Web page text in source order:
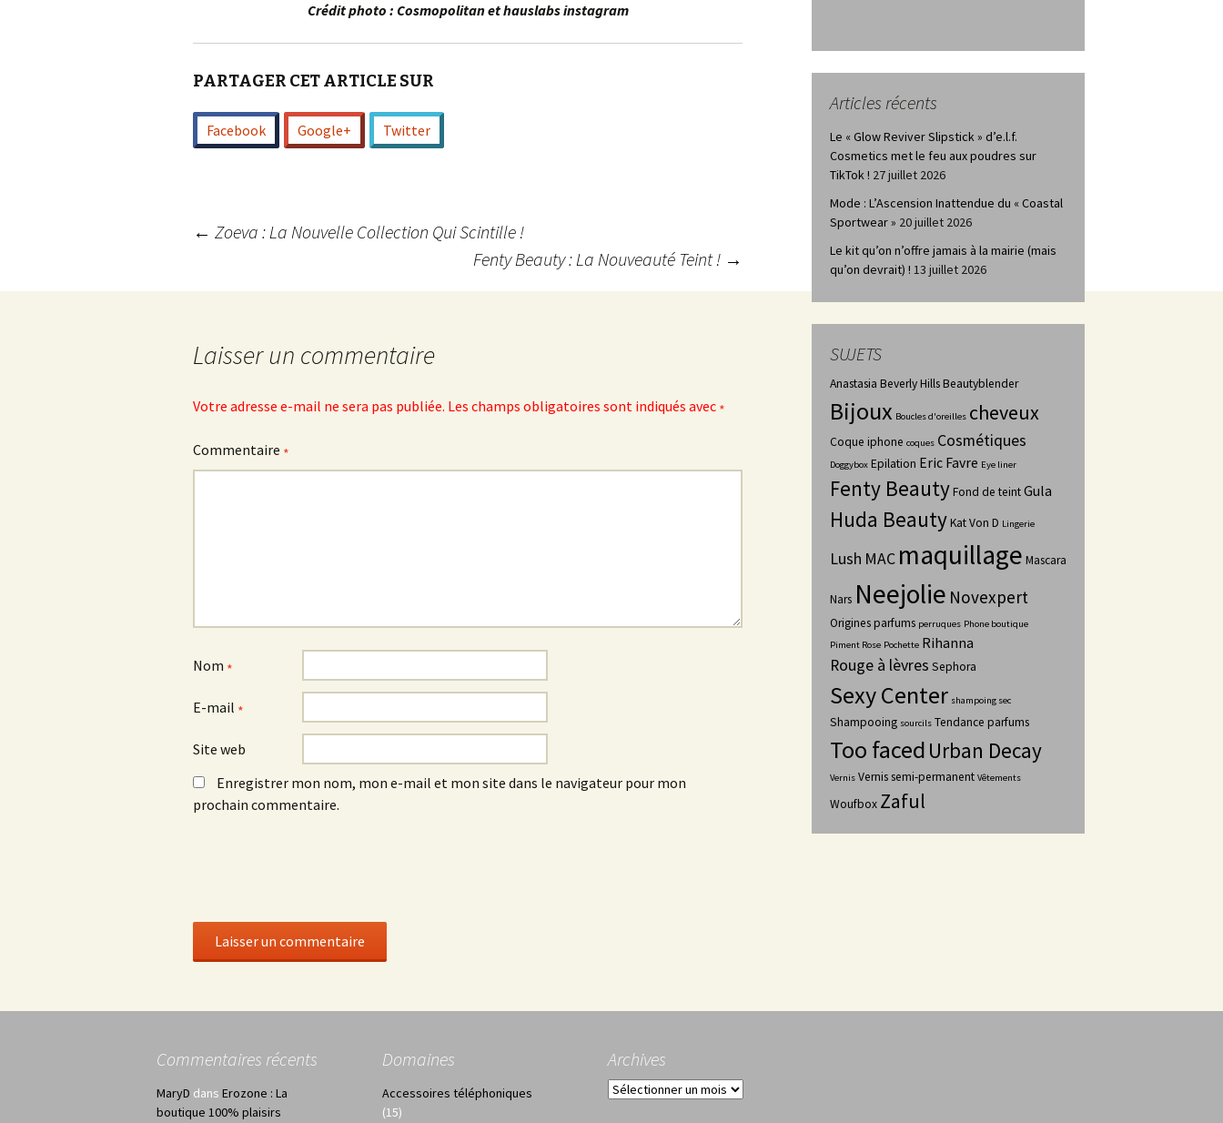
Crédit photo : Cosmopolitan et hauslabs instagram
PARTAGER CET ARTICLE SUR
Facebook Google+ Twitter
Navigation
des
← Zoeva : La Nouvelle Collection Qui Scintille !
Fenty Beauty : La Nouveauté Teint ! →
Laisser un commentaire
Votre adresse e-mail ne sera pas publiée. Les champs obligatoires sont indiqués avec *
Commentaire *
Nom *
E-mail *
Site web
Enregistrer mon nom, mon e-mail et mon site dans le navigateur pour mon
prochain commentaire.
Articles récents
Le « Glow Reviver Slipstick » d’e.l.f.
Cosmetics met le feu aux poudres sur
TikTok ! 27 juillet 2026
Mode : L’Ascension Inattendue du « Coastal
Sportwear » 20 juillet 2026
Le kit qu’on n’offre jamais à la mairie (mais
qu’on devrait) ! 13 juillet 2026
SUJETS
Anastasia Beverly HillsBeautyblender
Bijoux Boucles d'oreilles cheveux
Coque iphone coques Cosmétiques
Doggybox Epilation Eric Favre Eye liner
Fenty BeautyFond de teintGula
Huda BeautyKat Von D Lingerie
Lush MAC maquillage Mascara
Nars Neejolie Novexpert
Origines parfums perruques Phone boutique
Piment Rose Pochette Rihanna
Rouge à lèvres Sephora
Sexy Center shampoing sec
Shampooing sourcils Tendance parfums
Too faced Urban Decay
Vernis Vernis semi-permanent Vêtements
Woufbox Zaful
Commentaires récents
MaryD dans Erozone : La
boutique 100% plaisirs
Domaines
Accessoires téléphoniques
(15)
Archives
Archives